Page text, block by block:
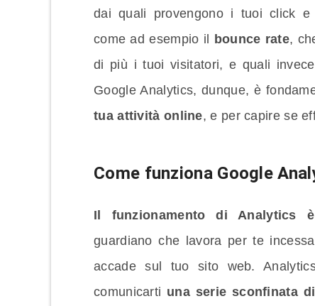
dai quali provengono i tuoi click e
come ad esempio il
bounce rate,
di più i tuoi visitatori, e quali
Google Analytics, dunque, è
tua attività online, e per capire se
Come funziona Google
Il funzionamento di Analytics
guardiano che lavora per te
accade sul tuo sito web.
comunicarti una serie sconfinata